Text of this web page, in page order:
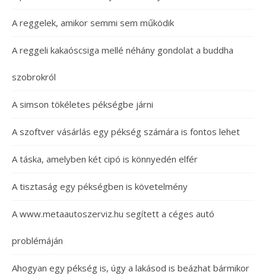
A reggelek, amikor semmi sem működik
A reggeli kakaóscsiga mellé néhány gondolat a buddha
szobrokról
A simson tökéletes pékségbe járni
A szoftver vásárlás egy pékség számára is fontos lehet
A táska, amelyben két cipó is könnyedén elfér
A tisztaság egy pékségben is követelmény
A www.metaautoszerviz.hu segített a céges autó
problémáján
Ahogyan egy pékség is, úgy a lakásod is beázhat bármikor